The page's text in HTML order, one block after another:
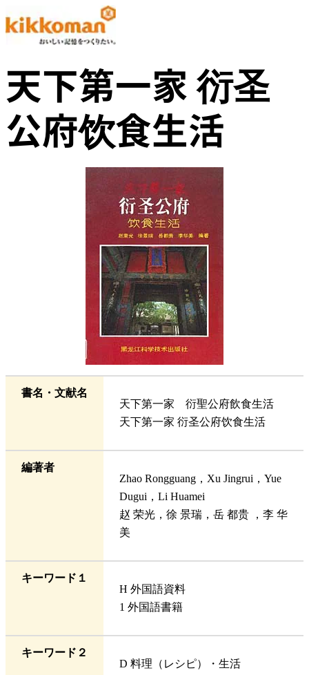
天下第一家 衍圣
公府饮食生活
書名・文献名
天下第一家 衍聖公府飲食生活
天下第一家 衍圣公府饮食生活
編著者
Zhao Rongguang，Xu Jingrui，Yue
Dugui，Li Huamei
赵 荣光，徐 景瑞，岳 都贵 ，李 华
美
キーワード１
H 外国語資料
1 外国語書籍
キーワード２
D 料理（レシピ）・生活